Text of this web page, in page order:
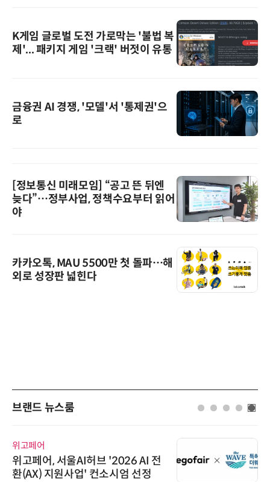
K게임 글로벌 도전 가로막는 '불법 복
제'... 패키지 게임 '크랙' 버젓이 유통
금융권 AI 경쟁, '모델'서 '통제권'으
로
[정보통신 미래모임] “공고 뜬 뒤엔
늦다”…정부사업, 정책수요부터 읽어
야
카카오톡, MAU 5500만 첫 돌파…해
외로 성장판 넓힌다
브랜드 뉴스룸
위고페어
위고페어, 서울AI허브 '2026 AI 전
환(AX) 지원사업' 컨소시엄 선정